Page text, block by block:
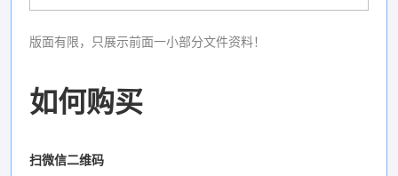
版面有限，只展示前面一小部分文件资料！
如何购买
扫微信二维码